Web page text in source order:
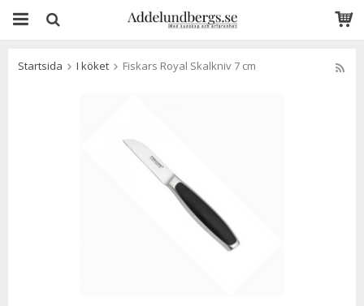
Startsida I köket Fiskars Royal Skalkniv 7 cm